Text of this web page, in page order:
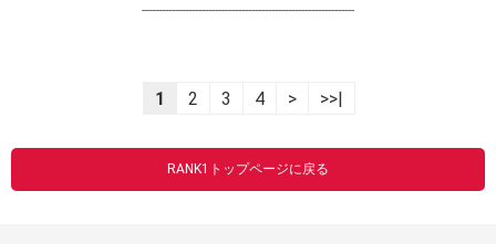
----------------------------------------------------------------
1 2 3 4 > >>|
RANK1トップページに戻る